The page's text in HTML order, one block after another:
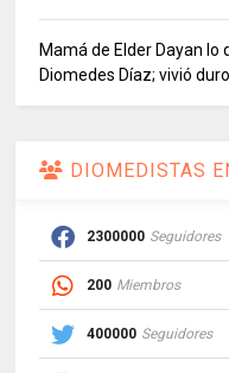
Mamá de Elder Dayan lo
Diomedes Díaz; vivió
DIOMEDISTAS
2300000 Seguidores
200 Miembros
400000 Seguidores